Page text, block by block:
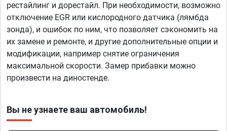
рестайлинг и дорестайл. При необходимости, возможно
отключение EGR или кислородного датчика (лямбда
зонда), и ошибок по ним, что позволяет сэкономить на
их замене и ремонте, и другие дополнительные опции и
модификации, например снятие ограничения
максимальной скорости. Замер прибавки можно
произвести на диностенде.
Вы не узнаете ваш автомобиль!